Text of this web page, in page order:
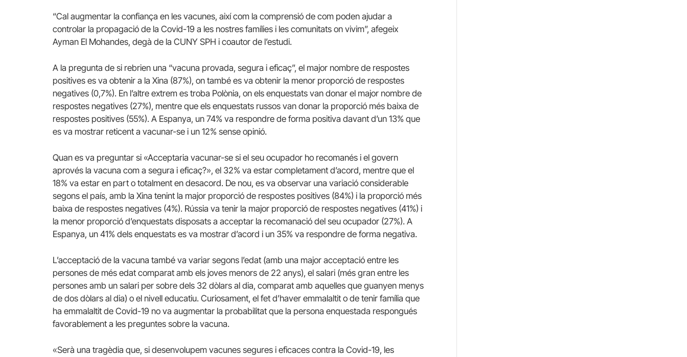
“Cal augmentar la confiança en les vacunes, així com la comprensió de com poden ajudar a
controlar la propagació de la Covid-19 a les nostres famílies i les comunitats on vivim”, afegeix
Ayman El Mohandes, degà de la CUNY SPH i coautor de l’estudi.
A la pregunta de si rebrien una “vacuna provada, segura i eficaç”, el major nombre de respostes
positives es va obtenir a la Xina (87%), on també es va obtenir la menor proporció de respostes
negatives (0,7%). En l’altre extrem es troba Polònia, on els enquestats van donar el major nombre de
respostes negatives (27%), mentre que els enquestats russos van donar la proporció més baixa de
respostes positives (55%). A Espanya, un 74% va respondre de forma positiva davant d’un 13% que
es va mostrar reticent a vacunar-se i un 12% sense opinió.
Quan es va preguntar si «Acceptaria vacunar-se si el seu ocupador ho recomanés i el govern
aprovés la vacuna com a segura i eficaç?», el 32% va estar completament d’acord, mentre que el
18% va estar en part o totalment en desacord. De nou, es va observar una variació considerable
segons el país, amb la Xina tenint la major proporció de respostes positives (84%) i la proporció més
baixa de respostes negatives (4%). Rússia va tenir la major proporció de respostes negatives (41%) i
la menor proporció d’enquestats disposats a acceptar la recomanació del seu ocupador (27%). A
Espanya, un 41% dels enquestats es va mostrar d’acord i un 35% va respondre de forma negativa.
L’acceptació de la vacuna també va variar segons l’edat (amb una major acceptació entre les
persones de més edat comparat amb els joves menors de 22 anys), el salari (més gran entre les
persones amb un salari per sobre dels 32 dòlars al dia, comparat amb aquelles que guanyen menys
de dos dòlars al dia) o el nivell educatiu. Curiosament, el fet d’haver emmalaltit o de tenir família que
ha emmalaltit de Covid-19 no va augmentar la probabilitat que la persona enquestada respongués
favorablement a les preguntes sobre la vacuna.
«Serà una tragèdia que, si desenvolupem vacunes segures i eficaces contra la Covid-19, les